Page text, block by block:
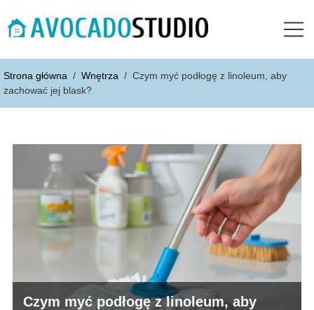
Strona główna / Wnętrza / Czym myć podłogę z linoleum, aby
zachować jej blask?
Czym myć podłogę z linoleum, aby